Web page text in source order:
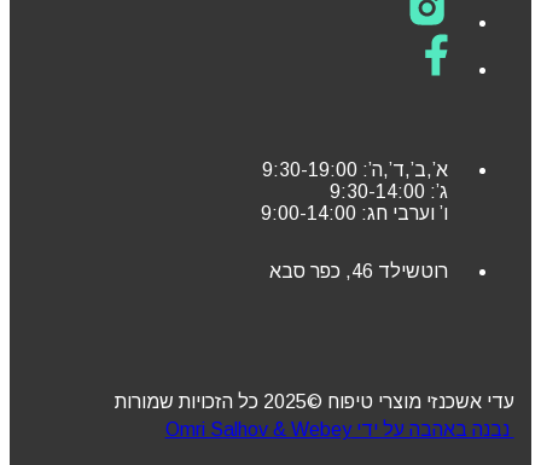
א’,ב’,ד’,ה’: 9:30-19:00
ג’: 9:30-14:00
ו’ וערבי חג: 9:00-14:00
רוטשילד 46, כפר סבא
עדי אשכנזי מוצרי טיפוח ©2025 כל הזכויות שמורות
נבנה באהבה על ידי Omri Salhov & Webey